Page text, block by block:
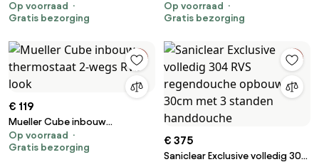
regendouche 3-wegs
Op voorraad
Gratis bezorging
thermostaat 2-wegs RVS look
Op voorraad
Gratis bezorging
€ 119
Mueller Cube inbouw
thermostaat 2-wegs RVS look
Op voorraad
Gratis bezorging
€ 375
Saniclear Exclusive volledig 304